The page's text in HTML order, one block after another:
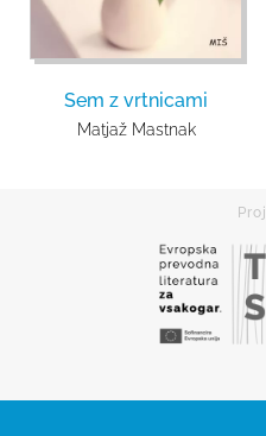
Sem z vrtnicami
Matjaž Mastnak